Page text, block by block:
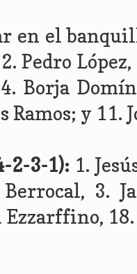
en el
Pedro
Borja
Ramos; y 11.
2-3-1): 1.
3.